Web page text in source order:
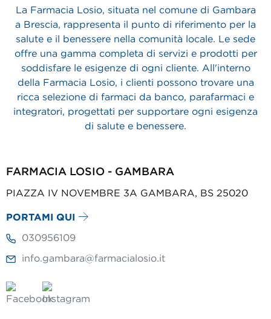
La Farmacia Losio, situata nel comune di Gambara
a Brescia, rappresenta il punto di riferimento per la
salute e il benessere nella comunità locale. Le sede
offre una gamma completa di servizi e prodotti per
soddisfare le esigenze di ogni cliente. All'interno
della Farmacia Losio, i clienti possono trovare una
ricca selezione di farmaci da banco, parafarmaci e
integratori, progettati per supportare ogni esigenza
di salute e benessere.
FARMACIA LOSIO - GAMBARA
PIAZZA IV NOVEMBRE 3A GAMBARA, BS 25020
PORTAMI QUI
030956109
info.gambara@farmacialosio.it